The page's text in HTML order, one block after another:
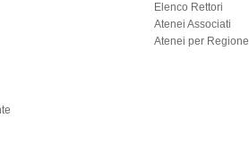
Elenco Rettori
Atenei Associati
Atenei per Regione